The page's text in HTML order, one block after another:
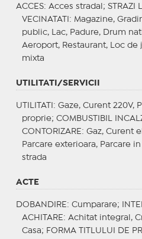
ACCES: Acces stradal; STRAZI
VECINATATI : Magazine,
public, Lac, Padure, Drum
Aeroport, Restaurant, Loc de
mixta
UTILITATI/SERVICII
UTILITATI : Gaze, Curent 220V,
proprie; COMBUSTIBIL
CONTORIZARE : Gaz, Curent
Parcare exterioara, Parcare
strada
ACTE
DOBANDIRE : Cumparare;
ACHITARE : Achitat integral,
Casa; FORMA TITLULUI DE